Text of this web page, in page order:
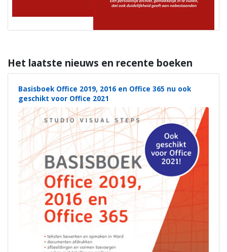
Het laatste nieuws en recente boeken
Basisboek Office 2019, 2016 en Office 365 nu ook
geschikt voor Office 2021